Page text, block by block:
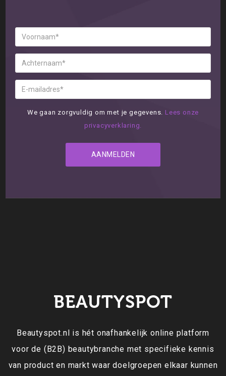
We gaan zorgvuldig om met je gegevens. Lees onze
privacyverklaring.
BEAUTYSPOT
Beautyspot.nl is hét onafhankelijk online platform
voor de (B2B) beautybranche met specifieke kennis
van product en markt waar doelgroepen elkaar kunnen